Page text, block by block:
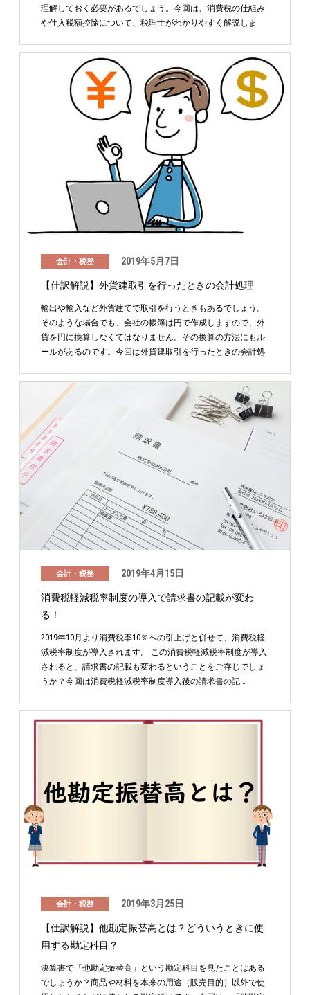
理解しておく必要があるでしょう。今回は、消費税の仕組み
や仕入税額控除について、税理士がわかりやすく解説しま
会計・税務 2019年5月7日
【仕訳解説】外貨建取引を行ったときの会計処理
輸出や輸入など外貨建てで取引を行うときもあるでしょう。
そのような場合でも、会社の帳簿は円で作成しますので、外
貨を円に換算しなくてはなりません。その換算の方法にもル
ールがあるのです。今回は外貨建取引を行ったときの会計処
会計・税務 2019年4月15日
消費税軽減税率制度の導入で請求書の記載が変わ
る！
2019年10月より消費税率10％への引上げと併せて、消費税軽
減税率制度が導入されます。 この消費税軽減税率制度が導入
されると、請求書の記載も変わるということをご存じでしょ
うか？今回は消費税軽減税率制度導入後の請求書の記 …
会計・税務 2019年3月25日
【仕訳解説】他勘定振替高とは？どういうときに使
用する勘定科目？
決算書で「他勘定振替高」という勘定科目を見たことはある
でしょうか？商品や材料を本来の用途（販売目的）以外で使